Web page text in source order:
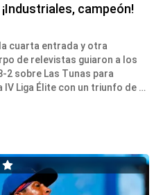
campeón!
cuarta entrada y otra
de relevistas guiaron a los
2 sobre Las Tunas para
Liga Élite con un triunfo de 4-